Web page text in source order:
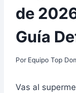
de
Guía
Por Equipo Top
Vas al